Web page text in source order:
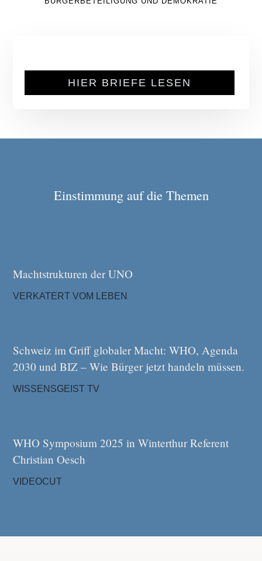
HIER BRIEFE LESEN
Einstimmung auf die Themen
Machtstrukturen der UNO
VERKATERT VOM LEBEN
Schweiz im Griff globaler Macht: WHO, Agenda
2030 und BIZ – Wie Bürger jetzt handeln müssen.
WISSENSGEIST TV
WHO Symposium 2025 in Winterthur Referent
Christian Oesch
VIDEOCUT